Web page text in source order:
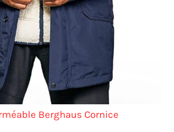
Berghaus Cornice